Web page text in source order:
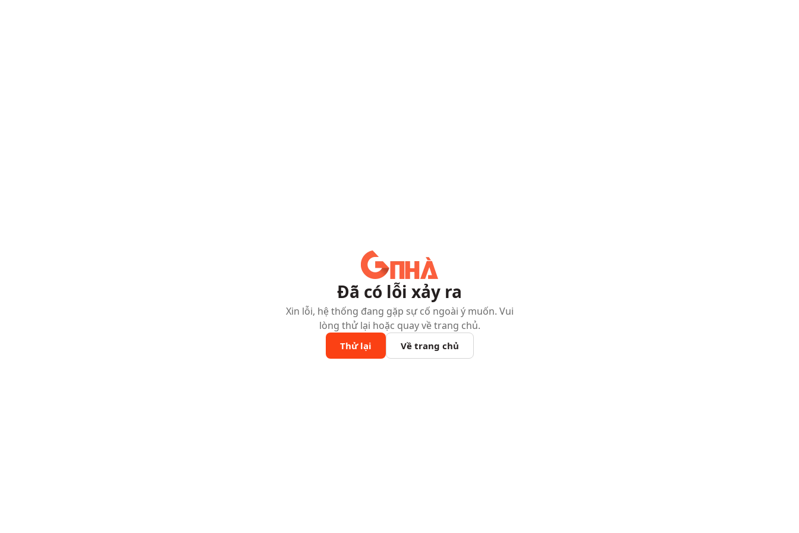
Đã có lỗi xảy ra
Xin lỗi, hệ thống đang gặp sự cố ngoài ý muốn. Vui
lòng thử lại hoặc quay về trang chủ.
Thử lại Về trang chủ